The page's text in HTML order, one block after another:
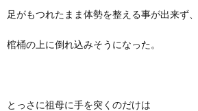
足がもつれたまま体勢を整える事が出来ず、
棺桶の上に倒れ込みそうになった。
とっさに祖母に手を突くのだけは